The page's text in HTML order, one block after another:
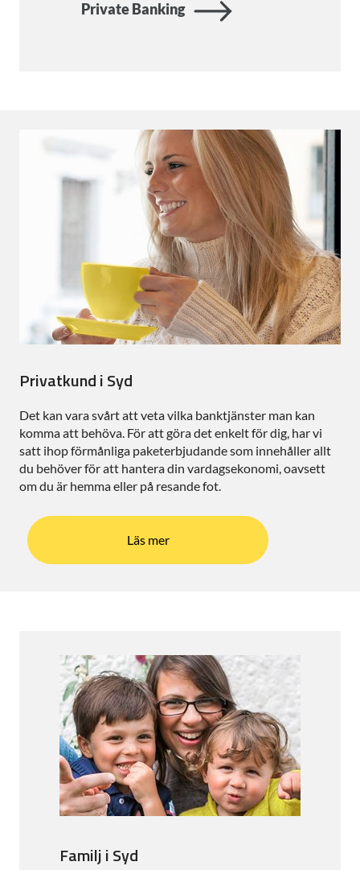
Private Banking
Privatkund i Syd
Det kan vara svårt att veta vilka banktjänster man kan
komma att behöva. För att göra det enkelt för dig, har vi
satt ihop förmånliga paketerbjudande som innehåller allt
du behöver för att hantera din vardagsekonomi, oavsett
om du är hemma eller på resande fot.
Läs mer
Familj i Syd